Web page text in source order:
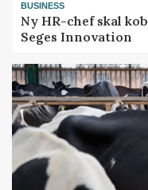
BUSINESS
Ny HR-chef skal
Seges Innovation